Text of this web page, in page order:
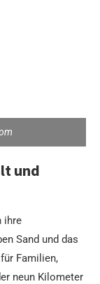
und
ihre
Sand und das
Familien,
neun Kilometer